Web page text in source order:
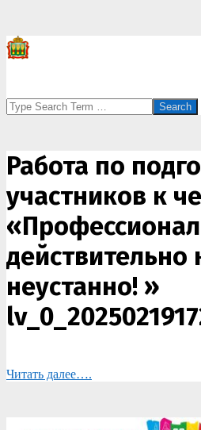
Search
Работа по
участников к
действительно
неустанно! »
Читать далее….